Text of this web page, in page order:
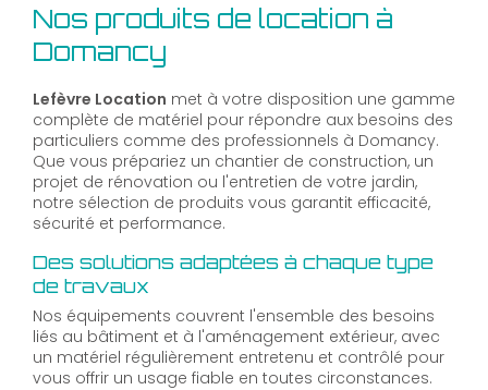
Nos produits de location à
Domancy
Lefèvre Location met à votre disposition une gamme
complète de matériel pour répondre aux besoins des
particuliers comme des professionnels à Domancy.
Que vous prépariez un chantier de construction, un
projet de rénovation ou l'entretien de votre jardin,
notre sélection de produits vous garantit efficacité,
sécurité et performance.
Des solutions adaptées à chaque type
de travaux
Nos équipements couvrent l'ensemble des besoins
liés au bâtiment et à l'aménagement extérieur, avec
un matériel régulièrement entretenu et contrôlé pour
vous offrir un usage fiable en toutes circonstances.